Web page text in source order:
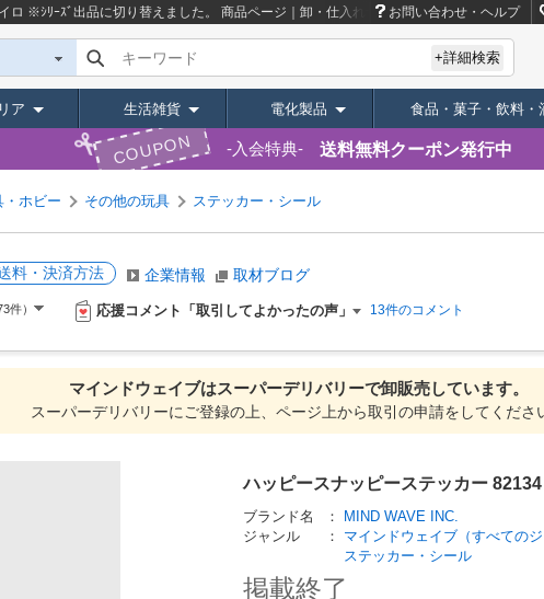
ロ ※ｼﾘｰｽﾞ出品に切り替えました。 商品ページ｜卸・仕入れサイト【スーパーデリバリー
お問い合わせ・ヘルプ
キーワード +詳細検索
ア 生活雑貨 電化製品 食品・菓子・飲料・
COUPON 入会特典 送料無料クーポン発行中
・ホビー その他の玩具 ステッカー・シール
料・決済方法 企業情報 取材ブログ
件） 応援コメント「取引してよかったの声」 13件のコメント
マインドウェイブはスーパーデリバリーで卸販売しています。
スーパーデリバリーにご登録の上、ページ上から取引の申請をしてくださ
ハッピースナッピーステッカー
ブランド名 ：
MIND WAVE INC.
ジャンル
： マインドウェイブ（すべてのジ
ステッカー・シール
掲載終了